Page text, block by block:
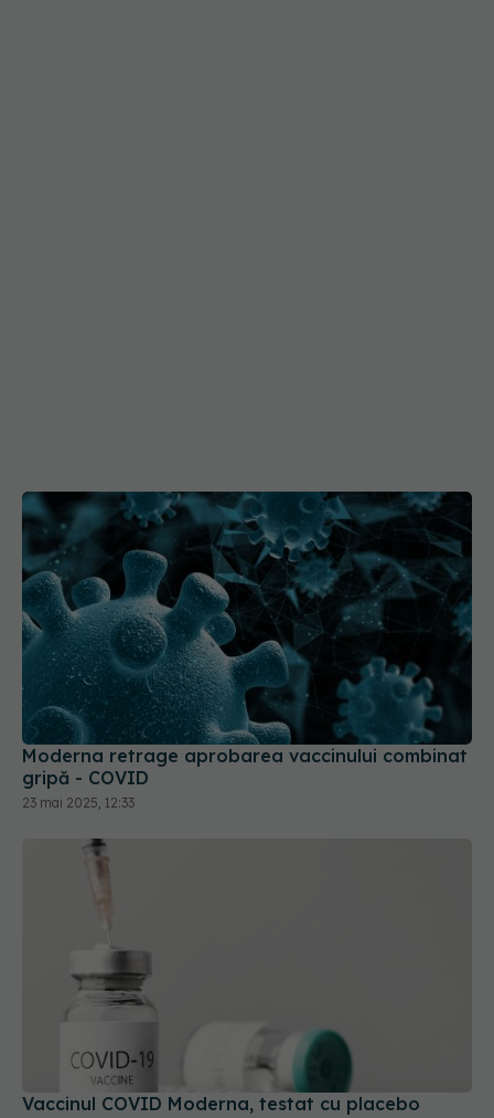
Moderna retrage aprobarea vaccinului combinat
gripă - COVID
23 mai 2025, 12:33
Vaccinul COVID Moderna, testat cu placebo